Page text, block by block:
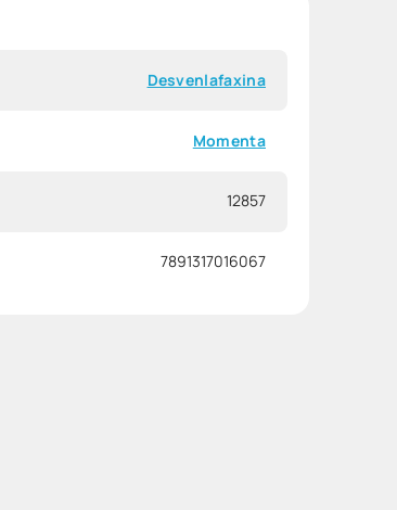
Desvenlafaxina
Momenta
12857
7891317016067